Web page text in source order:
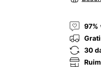
97%
30